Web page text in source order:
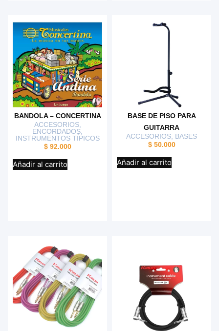
BANDOLA – CONCERTINA
ACCESORIOS,
ENCORDADOS
INSTRUMENTOS TÍPICOS
$92.000
Añadir al carrito
BASE DE PISO PARA
GUITARRA
ACCESORIOS BASES
$50.000
Añadir al carrito